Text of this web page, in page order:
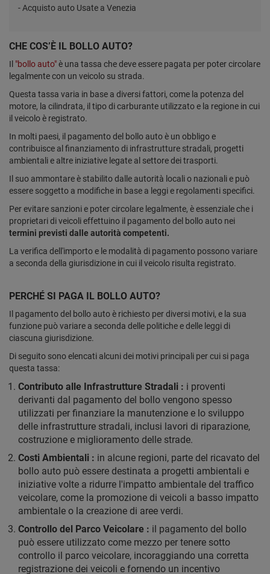
- Acquisto auto Usate a Venezia
CHE COS’È IL BOLLO AUTO?
Il "bollo auto"è una tassa che deve essere pagata per poter circolare
legalmente con un veicolo su strada.
Questa tassa varia in base a diversi fattori, come la potenza del
motore, la cilindrata, il tipo di carburante utilizzato e la regione in cui
il veicolo è registrato.
In molti paesi, il pagamento del bollo auto è un obbligo e
contribuisce al finanziamento di infrastrutture stradali, progetti
ambientali e altre iniziative legate al settore dei trasporti.
Il suo ammontare è stabilito dalle autorità locali o nazionali e può
essere soggetto a modifiche in base a leggi e regolamenti specifici.
Per evitare sanzioni e poter circolare legalmente, è essenziale che i
proprietari di veicoli effettuino il pagamento del bollo auto nei
termini previsti dalle autorità competenti.
La verifica dell'importo e le modalità di pagamento possono variare
a seconda della giurisdizione in cui il veicolo risulta registrato.
PERCHÉ SI PAGA IL BOLLO AUTO?
Il pagamento del bollo auto è richiesto per diversi motivi, e la sua
funzione può variare a seconda delle politiche e delle leggi di
ciascuna giurisdizione.
Di seguito sono elencati alcuni dei motivi principali per cui si paga
questa tassa:
Contributo alle Infrastrutture Stradali : i proventi
derivanti dal pagamento del bollo vengono spesso
utilizzati per finanziare la manutenzione e lo sviluppo
delle infrastrutture stradali, inclusi lavori di riparazione,
costruzione e miglioramento delle strade.
Costi Ambientali : in alcune regioni, parte del ricavato del
bollo auto può essere destinata a progetti ambientali e
iniziative volte a ridurre l'impatto ambientale del traffico
veicolare, come la promozione di veicoli a basso impatto
ambientale o la creazione di aree verdi.
Controllo del Parco Veicolare : il pagamento del bollo
può essere utilizzato come mezzo per tenere sotto
controllo il parco veicolare, incoraggiando una corretta
registrazione dei veicoli e fornendo un incentivo